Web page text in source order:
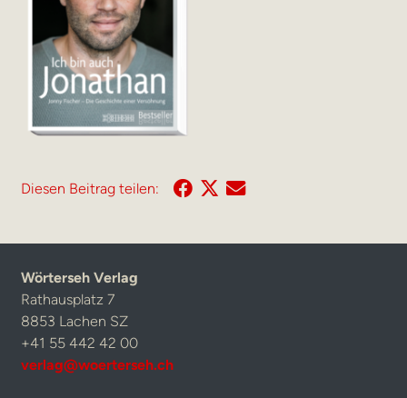
Diesen Beitrag teilen:
Wörterseh Verlag
Rathausplatz 7
8853 Lachen SZ
+41 55 442 42 00
verlag@woerterseh.ch